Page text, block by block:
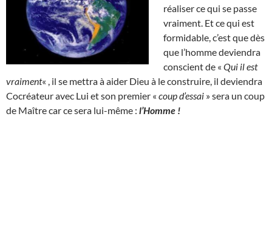
réaliser ce qui se passe
vraiment. Et ce qui est
formidable, c’est que dès
que l’homme deviendra
conscient de « Qui il est
vraiment« , il se mettra à aider Dieu à le construire, il deviendra
Cocréateur avec Lui et son premier « coup d’essai » sera un coup
de Maître car ce sera lui-même : l’Homme !